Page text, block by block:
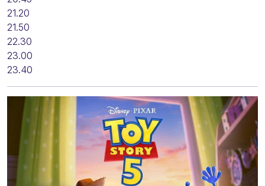
21.20
21.50
22.30
23.00
23.40